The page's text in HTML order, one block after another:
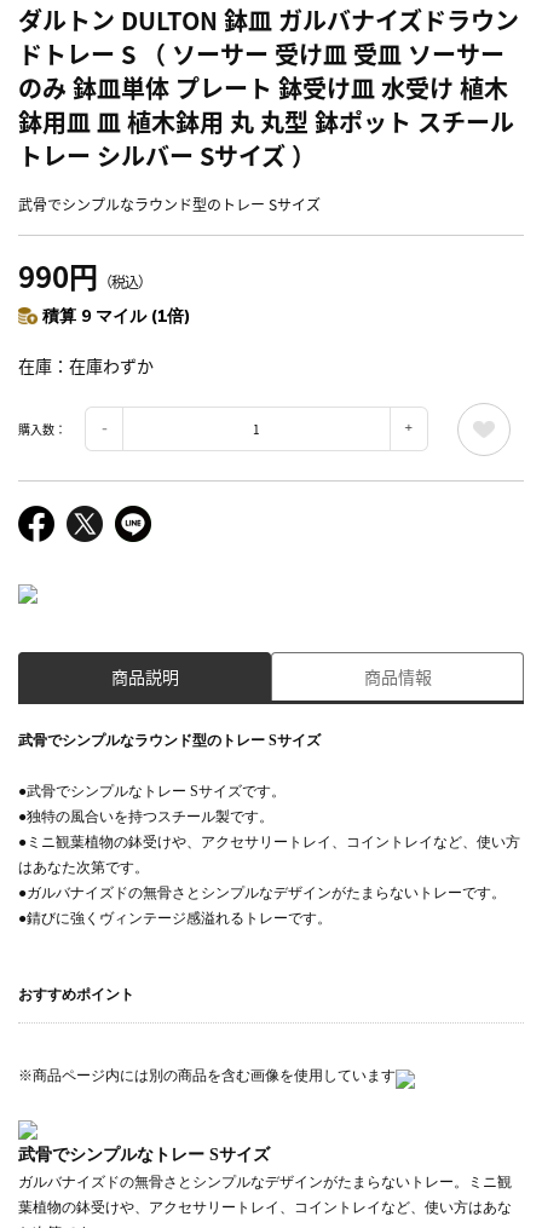
ダルトン DULTON 鉢皿 ガルバナイズドラウン
ドトレー S （ ソーサー 受け皿 受皿 ソーサー
のみ 鉢皿単体 プレート 鉢受け皿 水受け 植木
鉢用皿 皿 植木鉢用 丸 丸型 鉢ポット スチール
トレー シルバー Sサイズ ）
武骨でシンプルなラウンド型のトレー Sサイズ
990円 （税込）
積算 9 マイル (1倍)
在庫 在庫わずか
購入数：
商品説明 商品情報
武骨でシンプルなラウンド型のトレー Sサイズ
●武骨でシンプルなトレー Sサイズです。
●独特の風合いを持つスチール製です。
●ミニ観葉植物の鉢受けや、アクセサリートレイ、コイントレイなど、使い方
はあなた次第です。
●ガルバナイズドの無骨さとシンプルなデザインがたまらないトレーです。
●錆びに強くヴィンテージ感溢れるトレーです。
おすすめポイント
※商品ページ内には別の商品を含む画像を使用しています
武骨でシンプルなトレー Sサイズ
ガルバナイズドの無骨さとシンプルなデザインがたまらないトレー。ミニ観
葉植物の鉢受けや、アクセサリートレイ、コイントレイなど、使い方はあな